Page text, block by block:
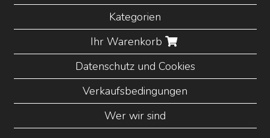
Kategorien
Ihr Warenkorb
Datenschutz und Cookies
Verkaufsbedingungen
Wer wir sind